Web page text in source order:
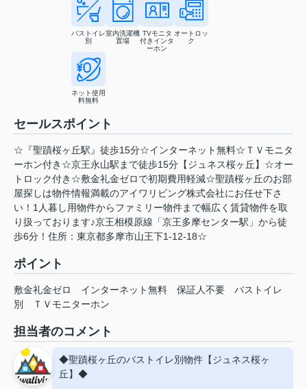
バストイレ
別
室内洗濯機
置場
TVモニタ
付きインタ
ーホン
オートロッ
ク
ネット使用
料無料
セールスポイント
☆『聖蹟桜ヶ丘駅』徒歩15分☆インターネット無料☆ＴＶモニタ
ーホン付き☆京王永山駅まで徒歩15分【ジュネス桜ヶ丘】☆オー
トロック付き☆敷金礼金ゼロで初期費用軽減☆聖蹟桜ヶ丘のお部
屋探しは物件情報満載のアイワリビング株式会社にお任せ下さ
い！1人暮し用物件からファミリー物件まで幅広く賃貸物件を取
り扱っております♪京王相模原線「京王多摩センター駅」から徒
歩6分！住所：東京都多摩市山王下1-12-18☆
ポイント
敷金礼金ゼロ インターネット無料 保証人不要
バストイレ
別
ＴＶモニターホン
担当者のコメント
◆聖蹟桜ヶ丘のバストイレ別物件【ジュネス桜ヶ
丘】◆